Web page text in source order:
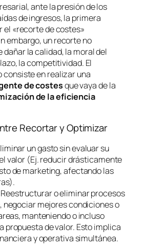
ante la presión de los
de ingresos, la primera
el «recorte de costes»
embargo, un recorte no
la calidad, la moral del
la competitividad. El
consiste en realizar una
de costesque vaya de la
de la eficiencia
Recortar y Optimizar
un gasto sin evaluar su
valor (Ej. reducir drásticamente
de marketing, afectando las
Reestructurar o eliminar procesos
negociar mejores condiciones o
manteniendo o incluso
propuesta de valor. Esto implica
y operativa simultánea.